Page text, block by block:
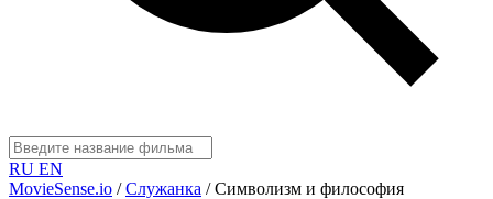
RU EN
MovieSense.io / Служанка / Символизм и философия